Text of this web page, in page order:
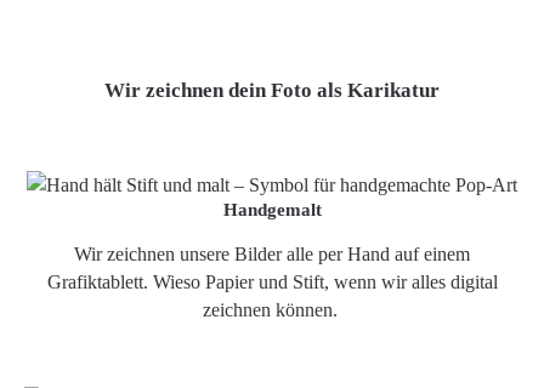
Wir zeichnen dein Foto als Karikatur
Handgemalt
Wir zeichnen unsere Bilder alle per Hand auf einem
Grafiktablett. Wieso Papier und Stift, wenn wir alles digital
zeichnen können.